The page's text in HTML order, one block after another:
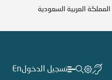
العربية السعودية
تسجيل الدخولEn